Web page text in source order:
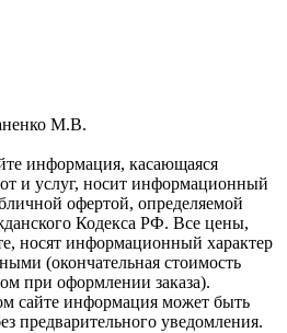
М.В.
информация, касающаяся
и услуг, носит информационный
офертой, определяемой
Кодекса РФ. Все цены,
носят информационный характер
(окончательная стоимость
при оформлении заказа).
сайте информация может быть
предварительного уведомления.